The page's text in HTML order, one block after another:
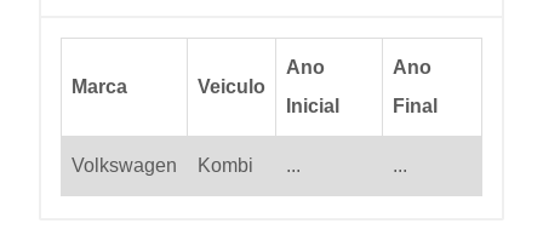
Marca Veiculo
Ano
Inicial
Ano
Final
Volkswagen Kombi ... ...